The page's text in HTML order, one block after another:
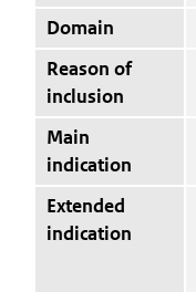
Domain
Reason of
inclusion
Main
indication
Extended
indication